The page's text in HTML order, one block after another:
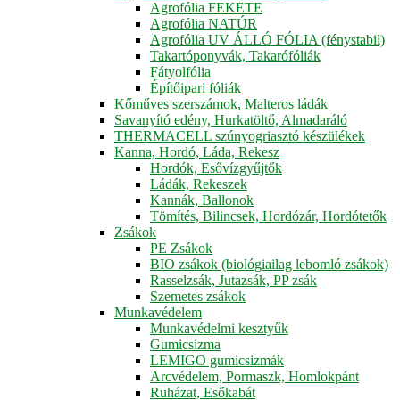
Agrofólia FEKETE
Agrofólia NATÚR
Agrofólia UV ÁLLÓ FÓLIA (fénystabil)
Takartóponyvák, Takarófóliák
Fátyolfólia
Építőipari fóliák
Kőműves szerszámok, Malteros ládák
Savanyító edény, Hurkatöltő, Almadaráló
THERMACELL szúnyogriasztó készülékek
Kanna, Hordó, Láda, Rekesz
Hordók, Esővízgyűjtők
Ládák, Rekeszek
Kannák, Ballonok
Tömítés, Bilincsek, Hordózár, Hordótetők
Zsákok
PE Zsákok
BIO zsákok (biológiailag lebomló zsákok)
Rasselzsák, Jutazsák, PP zsák
Szemetes zsákok
Munkavédelem
Munkavédelmi kesztyűk
Gumicsizma
LEMIGO gumicsizmák
Arcvédelem, Pormaszk, Homlokpánt
Ruházat, Esőkabát